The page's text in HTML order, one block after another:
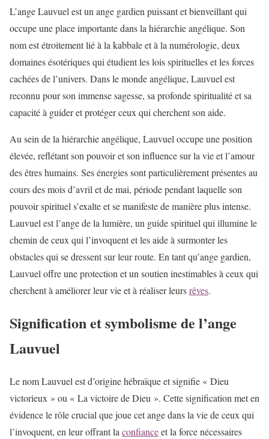
L’ange Lauvuel est un ange gardien puissant et bienveillant qui
occupe une place importante dans la hiérarchie angélique. Son
nom est étroitement lié à la kabbale et à la numérologie, deux
domaines ésotériques qui étudient les lois spirituelles et les forces
cachées de l’univers. Dans le monde angélique, Lauvuel est
reconnu pour son immense sagesse, sa profonde spiritualité et sa
capacité à guider et protéger ceux qui cherchent son aide.
Au sein de la hiérarchie angélique, Lauvuel occupe une position
élevée, reflétant son pouvoir et son influence sur la vie et l’amour
des êtres humains. Ses énergies sont particulièrement présentes au
cours des mois d’avril et de mai, période pendant laquelle son
pouvoir spirituel s’exalte et se manifeste de manière plus intense.
Lauvuel est l’ange de la lumière, un guide spirituel qui illumine le
chemin de ceux qui l’invoquent et les aide à surmonter les
obstacles qui se dressent sur leur route. En tant qu’ange gardien,
Lauvuel offre une protection et un soutien inestimables à ceux qui
cherchent à améliorer leur vie et à réaliser leursrêves.
Signification et symbolisme de l’ange
Lauvuel
Le nom Lauvuel est d’origine hébraïque et signifie « Dieu
victorieux » ou « La victoire de Dieu ». Cette signification met en
évidence le rôle crucial que joue cet ange dans la vie de ceux qui
l’invoquent, en leur offrant laconfianceet la force nécessaires